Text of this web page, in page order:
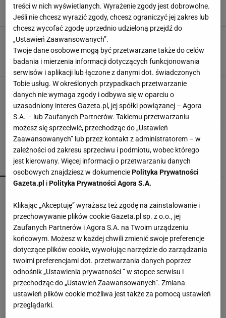
ARANŻACJA SYPIALNI ARANŻACJE WNĘTRZ BOHEMA
BOHO LOFT
Jak urządzić salon w stylu boho loft? Połącz
bohemę z industrialnymi akcentami
ARANŻACJE SALONU ARANŻACJE WNĘTRZ BOHO BOHO LOFT
Co jest potrzebne do salonu w stylu boho?
Podpowiadamy style klasyczne, scandi i loft
BOHO BOHO LOFT SALON W STYLU BOHO STYL BOHO
POPULARNE NAJNOWSZE
Przenośne klimatyzatory i wentylatory najlepsze
Kompaktowa bieżnia do małego mieszkania.
Ten sprzęt mieści się pod łóżko
Edukacja domowa nie dla każdego. Jak
rozpoznać, że dziecko potrzebuje innego modelu
nauki?
treści w nich wyświetlanych. Wyrażenie zgody jest dobrowolne.
Jeśli nie chcesz wyrazić zgody, chcesz ograniczyć jej zakres lub
chcesz wycofać zgodę uprzednio udzieloną przejdź do
„Ustawień Zaawansowanych”.
Twoje dane osobowe mogą być przetwarzane także do celów
badania i mierzenia informacji dotyczących funkcjonowania
serwisów i aplikacji lub łączone z danymi dot. świadczonych
Tobie usług. W określonych przypadkach przetwarzanie
danych nie wymaga zgody i odbywa się w oparciu o
uzasadniony interes Gazeta.pl, jej spółki powiązanej – Agora
S.A. – lub Zaufanych Partnerów. Takiemu przetwarzaniu
możesz się sprzeciwić, przechodząc do „Ustawień
Zaawansowanych” lub przez kontakt z administratorem – w
zależności od zakresu sprzeciwu i podmiotu, wobec którego
jest kierowany. Więcej informacji o przetwarzaniu danych
osobowych znajdziesz w dokumenciePolityka Prywatności
Gazeta.pl iPolityka Prywatności Agora S.A.
Klikając „Akceptuję” wyrażasz też zgodę na zainstalowanie i
przechowywanie plików cookie Gazeta.pl sp. z o.o., jej
Zaufanych Partnerów i Agora S.A. na Twoim urządzeniu
końcowym. Możesz w każdej chwili zmienić swoje preferencje
dotyczące plików cookie, wywołując narzędzie do zarządzania
twoimi preferencjami dot. przetwarzania danych poprzez
odnośnik „Ustawienia prywatności ” w stopce serwisu i
przechodząc do „Ustawień Zaawansowanych”. Zmiana
ustawień plików cookie możliwa jest także za pomocą ustawień
przeglądarki.